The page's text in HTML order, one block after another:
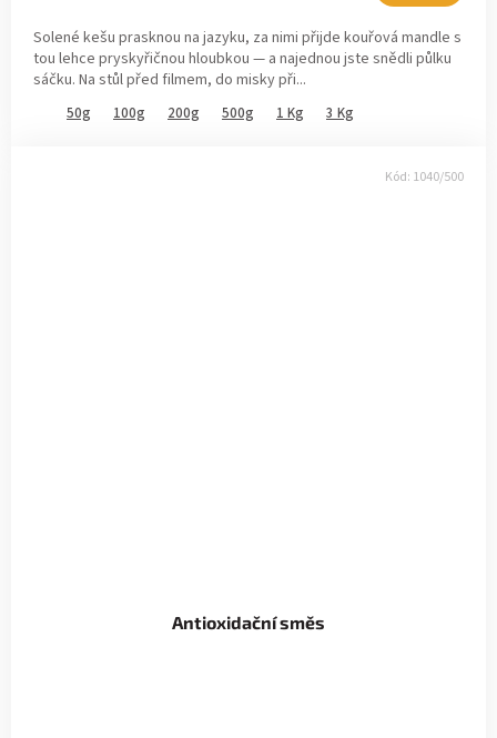
5
hvězdiček.
Solené kešu prasknou na jazyku, za nimi přijde kouřová mandle s
tou lehce pryskyřičnou hloubkou — a najednou jste snědli půlku
sáčku. Na stůl před filmem, do misky při...
50g 100g 200g 500g 1 Kg 3 Kg
Antioxidační směs
Kód: 1040/500